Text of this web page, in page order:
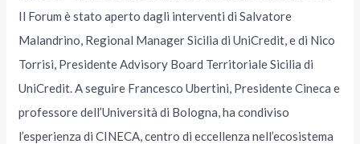
Il Forum è stato aperto dagli interventi di Salvatore
Malandrino, Regional Manager Sicilia di UniCredit, e di Nico
Torrisi, Presidente Advisory Board Territoriale Sicilia di
UniCredit. A seguire Francesco Ubertini, Presidente Cineca e
professore dell’Università di Bologna, ha condiviso
l’esperienza di CINECA, centro di eccellenza nell’ecosistema